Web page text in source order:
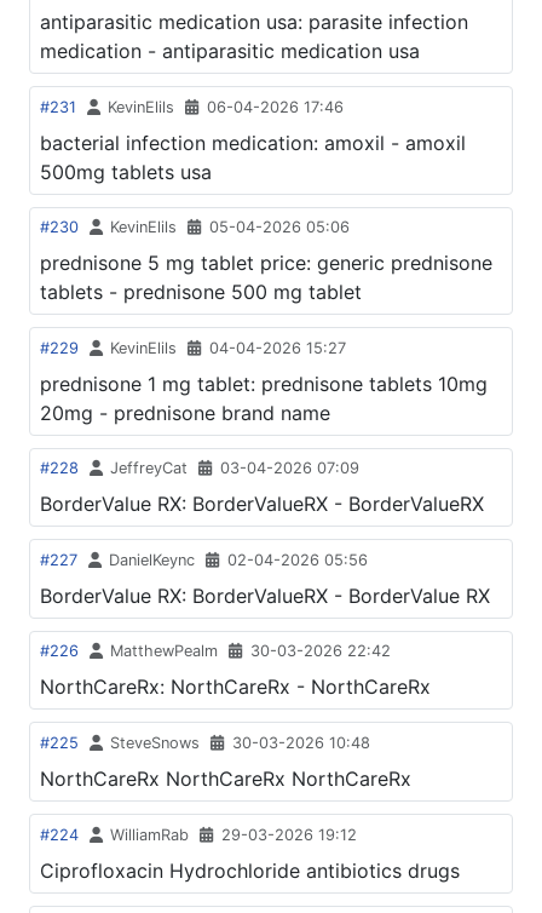
antiparasitic medication usa: parasite infection
medication - antiparasitic medication usa
#231 KevinElils 06-04-2026 17:46
bacterial infection medication: amoxil - amoxil
500mg tablets usa
#230 KevinElils 05-04-2026 05:06
prednisone 5 mg tablet price: generic prednisone
tablets - prednisone 500 mg tablet
#229 KevinElils 04-04-2026 15:27
prednisone 1 mg tablet: prednisone tablets 10mg
20mg - prednisone brand name
#228 JeffreyCat 03-04-2026 07:09
BorderValue RX: BorderValueRX - BorderValueRX
#227 DanielKeync 02-04-2026 05:56
BorderValue RX: BorderValueRX - BorderValue RX
#226 MatthewPealm 30-03-2026 22:42
NorthCareRx: NorthCareRx - NorthCareRx
#225 SteveSnows 30-03-2026 10:48
NorthCareRx NorthCareRx NorthCareRx
#224 WilliamRab 29-03-2026 19:12
Ciprofloxacin Hydrochloride antibiotics drugs